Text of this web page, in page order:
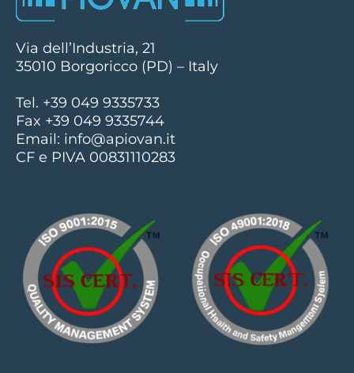
Via dell’Industria, 21
35010 Borgoricco (PD) – Italy
Tel. +39 049 9335733
Fax +39 049 9335744
Email: info@apiovan.it
CF e PIVA 00831110283